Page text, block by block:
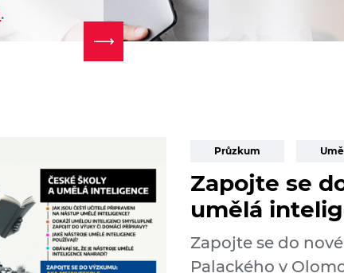
.
Průzkum
Zapojte se
umělá
Zapojte se do
Palackého v